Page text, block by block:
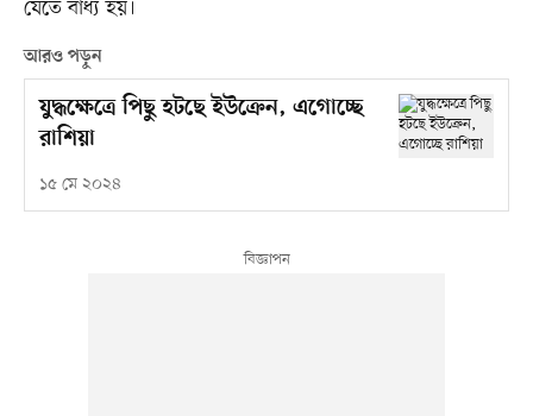
যেতে বাধ্য হয়।
আরও পড়ুন
যুদ্ধক্ষেত্রে পিছু হটছে ইউক্রেন, এগোচ্ছে
রাশিয়া
১৫ মে ২০২৪